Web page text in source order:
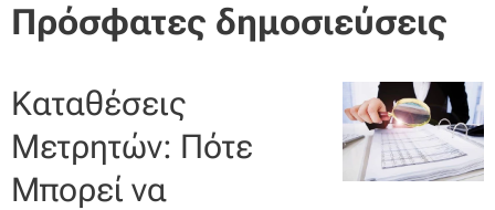
Πρόσφατες δημοσιεύσεις
Καταθέσεις
Μετρητών: Πότε
Μπορεί να